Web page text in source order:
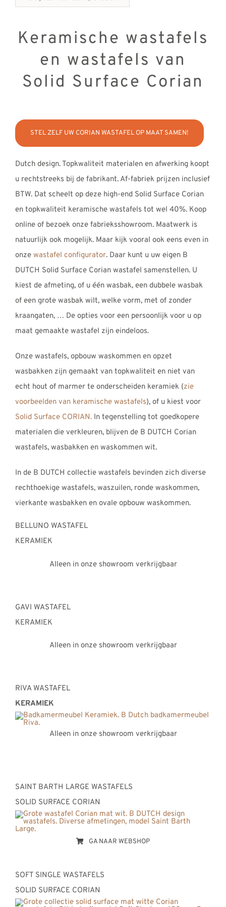
Keramische wastafels
en wastafels van
Solid Surface Corian
STEL ZELF UW CORIAN WASTAFEL OP MAAT SAMEN!
Dutch design. Topkwaliteit materialen en afwerking koopt
u rechtstreeks bij de fabrikant. Af-fabriek prijzen inclusief
BTW. Dat scheelt op deze high-end Solid Surface Corian
en topkwaliteit keramische wastafels tot wel 40%. Koop
online of bezoek onze fabrieksshowroom. Maatwerk is
natuurlijk ook mogelijk. Maar kijk vooral ook eens even in
onze wastafel configurator. Daar kunt u uw eigen B
DUTCH Solid Surface Corian wastafel samenstellen. U
kiest de afmeting, of u één wasbak, een dubbele wasbak
of een grote wasbak wilt, welke vorm, met of zonder
kraangaten, … De opties voor een persoonlijk voor u op
maat gemaakte wastafel zijn eindeloos.
Onze wastafels, opbouw waskommen en opzet
wasbakken zijn gemaakt van topkwaliteit en niet van
echt hout of marmer te onderscheiden keramiek (zie
voorbeelden van keramische wastafels), of u kiest voor
Solid Surface CORIAN.In tegenstelling tot goedkopere
materialen die verkleuren, blijven de B DUTCH Corian
wastafels, wasbakken en waskommen wit.
In de B DUTCH collectie wastafels bevinden zich diverse
rechthoekige wastafels, waszuilen, ronde waskommen,
vierkante wasbakken en ovale opbouw waskommen.
BELLUNO WASTAFEL
KERAMIEK
Alleen in onze showroom verkrijgbaar
GAVI WASTAFEL
KERAMIEK
Alleen in onze showroom verkrijgbaar
RIVA WASTAFEL
KERAMIEK
Alleen in onze showroom verkrijgbaar
SAINT BARTH LARGE WASTAFELS
SOLID SURFACE CORIAN
GA NAAR WEBSHOP
SOFT SINGLE WASTAFELS
SOLID SURFACE CORIAN